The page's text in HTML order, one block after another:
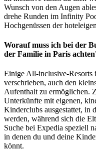
Wunsch von den Augen
drehe Runden im Infinity
Hochgenüssen der
Worauf muss ich bei der
der Familie in Paris
Einige All-inclusive-Resorts
verschrieben, auch den
Aufenthalt zu ermöglichen.
Unterkünfte mit eigenen,
Kinderclubs ausgestattet, in
werden, während sich die
Suche bei Expedia speziell
in denen du und deine
könnt.